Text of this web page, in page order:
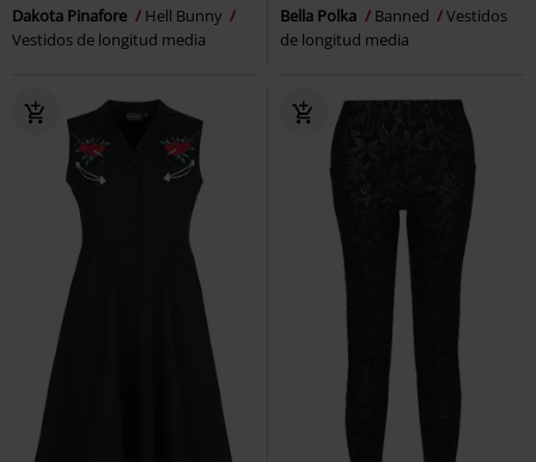
Dakota Pinafore
Hell Bunny
Vestidos de longitud media
Bella Polka Banned
Vestidos
de longitud media